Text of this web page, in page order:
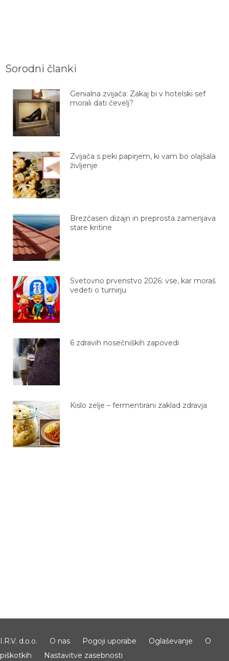
Sorodni članki
Genialna zvijača: Zakaj bi v hotelski sef
morali dati čevelj?
Zvijača s peki papirjem, ki vam bo olajšala
življenje
Brezčasen dizajn in preprosta zamenjava
stare kritine
Svetovno prvenstvo 2026: vse, kar moraš
vedeti o turnirju
6 zdravih nosečniških zapovedi
Kislo zelje – fermentirani zaklad zdravja
I.R.V. d.o.o. O nas Pogoji uporabe Oglaševanje
O
piškotkih
Nastavitve zasebnosti